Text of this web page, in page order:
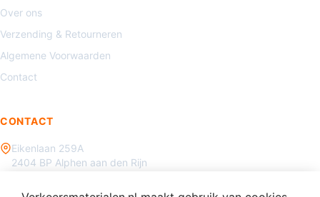
Over ons
Verzending & Retourneren
Algemene Voorwaarden
Contact
CONTACT
Eikenlaan 259A
2404 BP Alphen aan den Rijn